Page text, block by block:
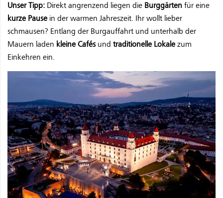
Unser Tipp: Direkt angrenzend liegen die Burggärten für eine
kurze Pause in der warmen Jahreszeit. Ihr wollt lieber
schmausen? Entlang der Burgauffahrt und unterhalb der
Mauern laden kleine Cafésund traditionelle Lokale zum
Einkehren ein.